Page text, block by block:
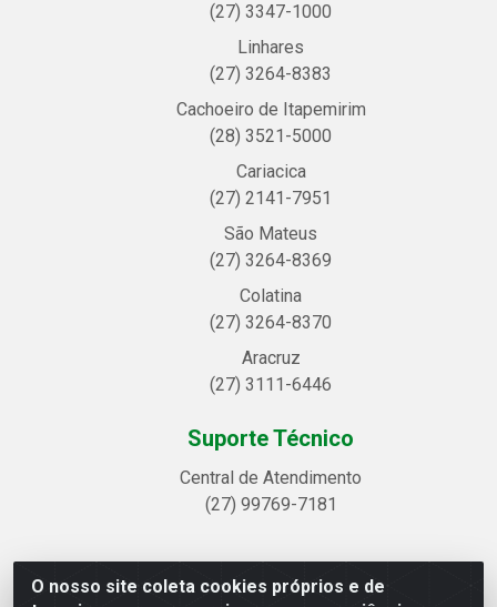
O nosso site coleta cookies próprios e de
(27) 3347-1000
Linhares
(27) 3264-8383
Cachoeiro de Itapemirim
(28) 3521-5000
Cariacica
(27) 2141-7951
São Mateus
(27) 3264-8369
Colatina
(27) 3264-8370
Aracruz
(27) 3111-6446
Suporte Técnico
Central de Atendimento
(27) 99769-7181
Linhavix Distribuidora LTDA - Avenida Alegre, 2521 -